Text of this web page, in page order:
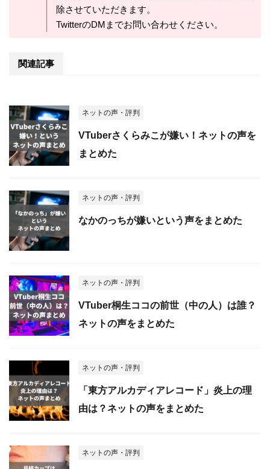
除させていただきます。
TwitterのDMまでお問い合わせください。
関連記事
ネットの声・評判
VTuberさくらみこが嫌い！ネットの声を
まとめた
ネットの声・評判
なかのっちが嫌いという声をまとめた
ネットの声・評判
VTuber桐生ココの前世（中の人）は誰？
ネットの声をまとめた
ネットの声・評判
「東方アルカディアレコード」炎上の理
由は？ネットの声をまとめた
ネットの声・評判